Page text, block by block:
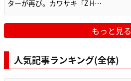
ターが再び。カワサキ「Z H…
もっと見る
人気記事ランキング(全体)